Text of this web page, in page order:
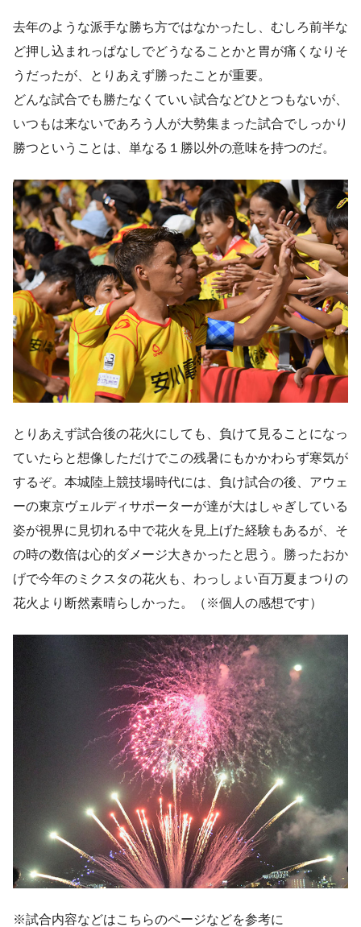
去年のような派手な勝ち方ではなかったし、むしろ前半な
ど押し込まれっぱなしでどうなることかと胃が痛くなりそ
うだったが、とりあえず勝ったことが重要。
どんな試合でも勝たなくていい試合などひとつもないが、
いつもは来ないであろう人が大勢集まった試合でしっかり
勝つということは、単なる１勝以外の意味を持つのだ。
とりあえず試合後の花火にしても、負けて見ることになっ
ていたらと想像しただけでこの残暑にもかかわらず寒気が
するぞ。本城陸上競技場時代には、負け試合の後、アウェ
ーの東京ヴェルディサポーターが達が大はしゃぎしている
姿が視界に見切れる中で花火を見上げた経験もあるが、そ
の時の数倍は心的ダメージ大きかったと思う。勝ったおか
げで今年のミクスタの花火も、わっしょい百万夏まつりの
花火より断然素晴らしかった。（※個人の感想です）
※試合内容などはこちらのページなどを参考に